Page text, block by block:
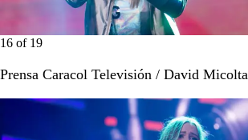
16 of 19
Prensa Caracol Televisión / David Micolta